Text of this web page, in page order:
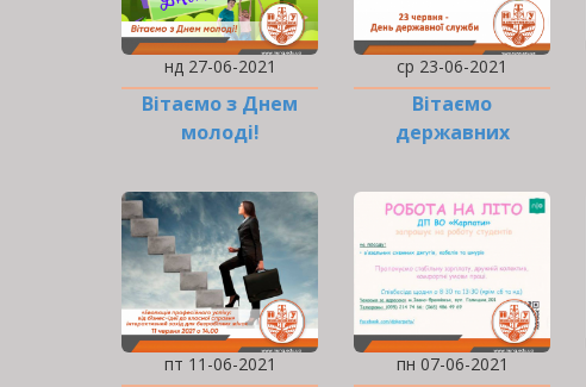
нд 27-06-2021
Вітаємо з Днем
молоді!
ср 23-06-2021
Вітаємо
державних
пт 11-06-2021 пн 07-06-2021